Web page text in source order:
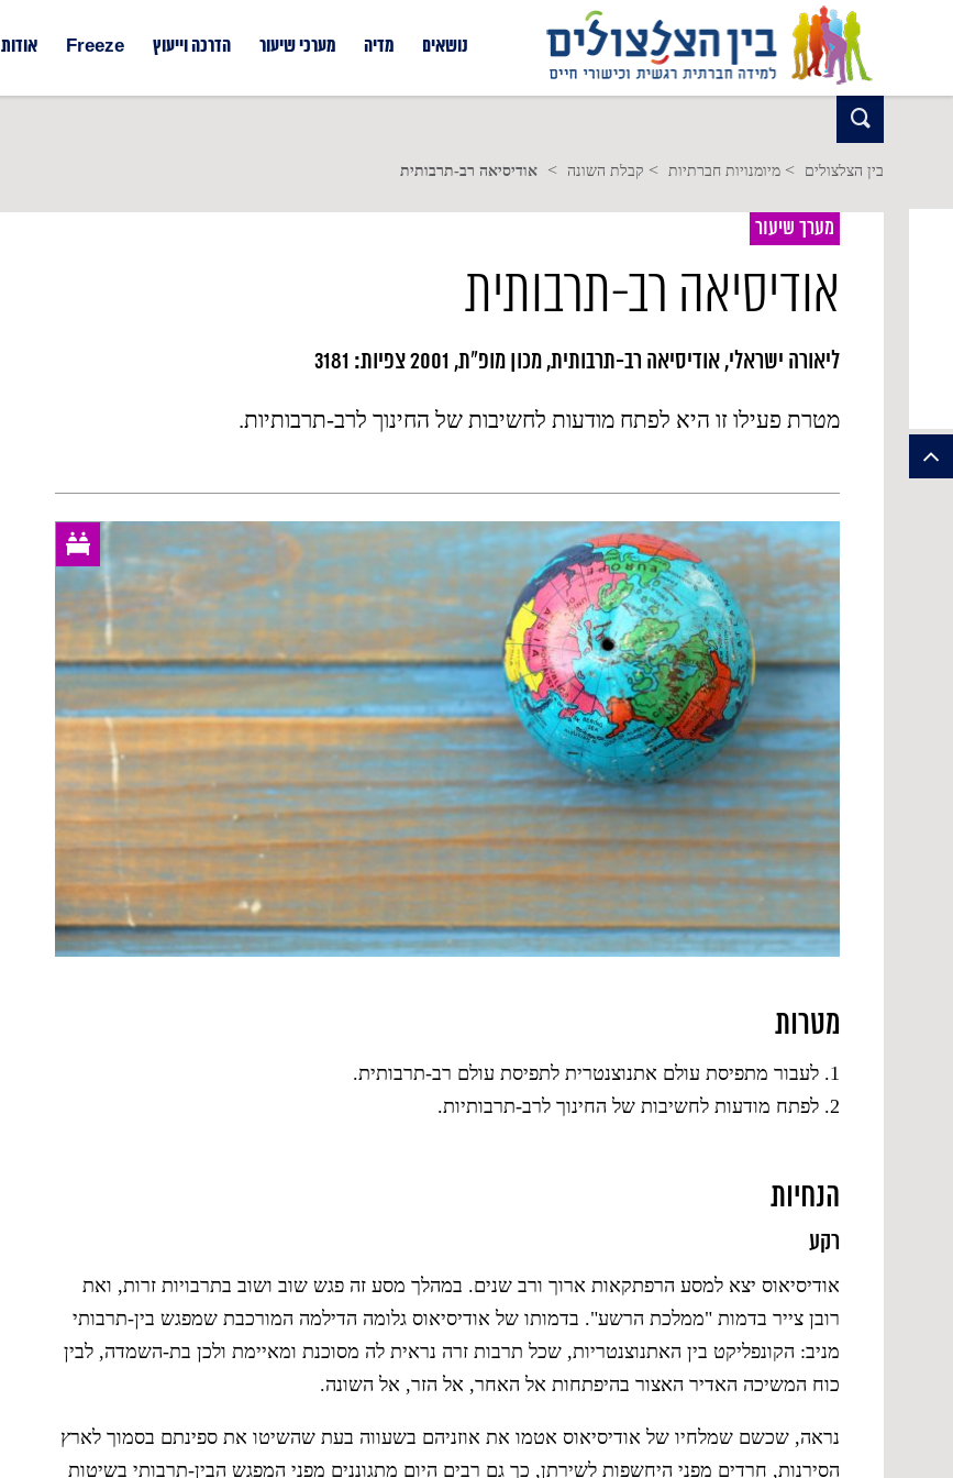
נושאים מדיה מערכי שיעור הדרכה וייעוץ Freeze אודות
בין הצלצולים > מיומנויות חברתיות > קבלת השונה > אודיסיאה רב-תרבותית
מערך שיעור
אודיסיאה רב-תרבותית
ליאורה ישראלי, אודיסיאה רב-תרבותית, מכון מופ"ת, 2001 צפיות: 3181
מטרת פעילו זו היא לפתח מודעות לחשיבות של החינוך לרב-תרבותיות.
מטרות
1. לעבור מתפיסת עולם אתנוצנטרית לתפיסת עולם רב-תרבותית.
2. לפתח מודעות לחשיבות של החינוך לרב-תרבותיות.
הנחיות
רקע
אודיסיאוס יצא למסע הרפתקאות ארוך ורב שנים. במהלך מסע זה פגש שוב ושוב בתרבויות זרות, ואת
רובן צייר בדמות "ממלכת הרשע". בדמותו של אודיסיאוס גלומה הדילמה המורכבת שמפגש בין-תרבותי
מניב: הקונפליקט בין האתנוצנטריות, שכל תרבות זרה נראית לה מסוכנת ומאיימת ולכן בת-השמדה, לבין
כוח המשיכה האדיר האצור בהיפתחות אל האחר, אל הזר, אל השונה.
נראה, שכשם שמלחיו של אודיסיאוס אטמו את אוזניהם בשעווה בעת שהשיטו את ספינתם בסמוך לארץ
הסירנות, חרדים מפני היחשפות לשירתן, כך גם רבים היום מתגוננים מפני המפגש הבין-תרבותי בשיטות